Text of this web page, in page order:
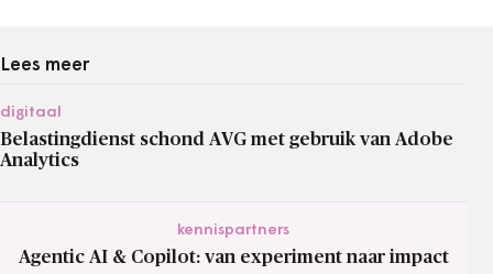
Lees meer
digitaal
Belastingdienst schond AVG met gebruik van Adobe
Analytics
kennispartners
Agentic AI & Copilot: van experiment naar impact